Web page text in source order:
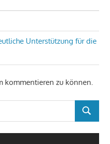
Unterstützung für die
kommentieren zu können.
SUCHEN